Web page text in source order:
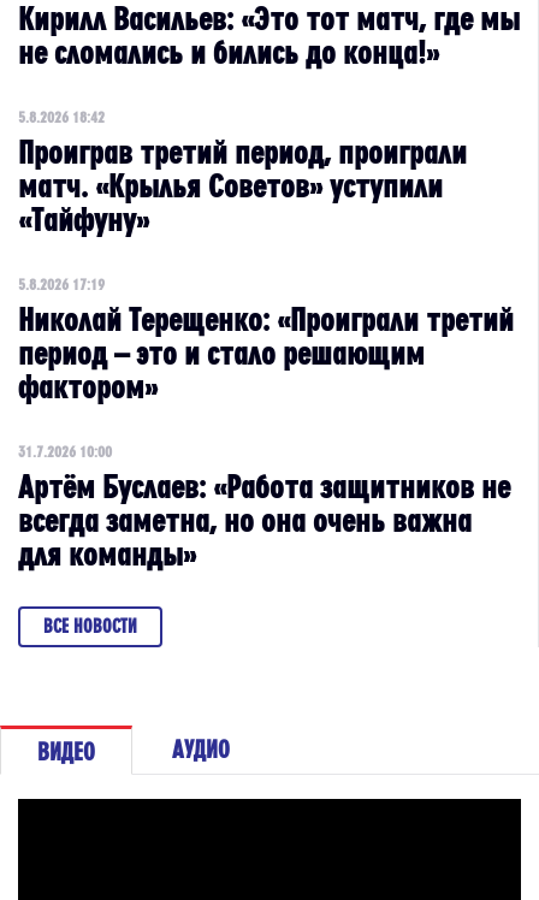
Кирилл Васильев: «Это тот матч, где мы
не сломались и бились до конца!»
5.8.2026 18:42
Проиграв третий период, проиграли
матч. «Крылья Советов» уступили
«Тайфуну»
5.8.2026 17:19
Николай Терещенко: «Проиграли третий
период – это и стало решающим
фактором»
31.7.2026 10:00
Артём Буслаев: «Работа защитников не
всегда заметна, но она очень важна
для команды»
ВСЕ НОВОСТИ
ВИДЕО АУДИО